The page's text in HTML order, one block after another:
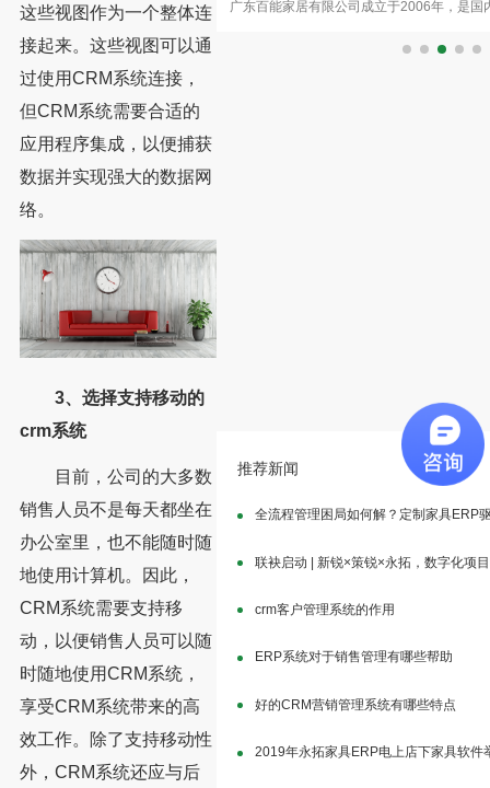
这些视图作为一个整体连
接起来。这些视图可以通
过使用CRM系统连接，
但CRM系统需要合适的
应用程序集成，以便捕获
数据并实现强大的数据网
络。
3、选择支持移动的
crm系统
目前，公司的大多数
销售人员不是每天都坐在
办公室里，也不能随时随
地使用计算机。因此，
CRM系统需要支持移
动，以便销售人员可以随
时随地使用CRM系统，
享受CRM系统带来的高
效工作。除了支持移动性
外，CRM系统还应与后
立的东莞市理达家私厂，2002
品牌的数字化突围
广东百能家居有限公司成立于2006年，是国
推荐新闻
全流程管理困局如何解？定制家具ERP
联袂启动 | 新锐×策锐×永拓，数字化项
crm客户管理系统的作用
ERP系统对于销售管理有哪些帮助
好的CRM营销管理系统有哪些特点
2019年永拓家具ERP电上店下家具软件